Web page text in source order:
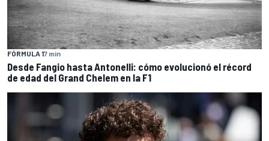
FÓRMULA 17 min
Desde Fangio hasta Antonelli: cómo evolucionó el récord
de edad del Grand Chelem en la F1